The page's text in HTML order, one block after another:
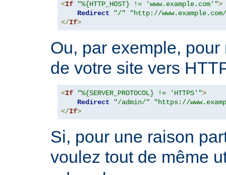
<If "%{HTTP_HOST} != 'www.example.com'">
Redirect
"/"
"http://
</If>
Ou, par exemple,
de votre site vers
<If "%{SERVER_PROTOCOL} != 'HTTPS'">
Redirect
"/admin/"
"https://
</If>
Si, pour une raison
voulez tout de même